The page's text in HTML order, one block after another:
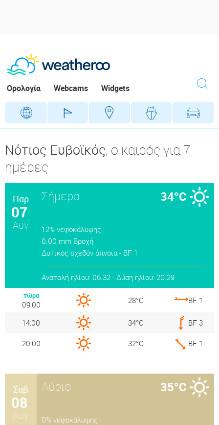
Ορολογία Webcams Widgets
ΓεωγραφικάΓήπεδα
Νότιος Ευβοϊκός, ο καιρός για 7
ημέρες
Παρ
07
Αυγ
Σήμερα 34°C
12% νεφοκάλυψης
0.00 mm Βροχή
Δυτικός σχεδόν άπνοια - BF 1
Ανατολή ηλίου: 06.32 - Δύση ηλίου: 20.29
τώρα
09:00 28°C BF 1
14:00 34°C BF 3
20:00 32°C BF 1
Σαβ
08
Αυγ
Αύριο 35°C
0% νεφοκάλυψης